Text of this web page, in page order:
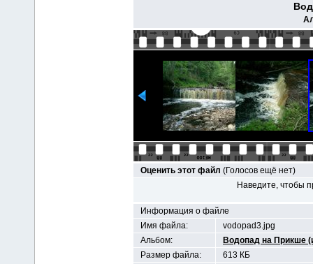
Оценить этот файл (Голосов ещё нет)
Наведите, чтобы
Информация о файле
Имя файла:
vodopad3.jpg
Альбом:
Водопад на Прикше
Размер файла:
613 КБ